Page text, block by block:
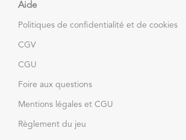
Aide
Politiques de confidentialité et de cookies
CGV
CGU
Foire aux questions
Mentions légales et CGU
Règlement du jeu